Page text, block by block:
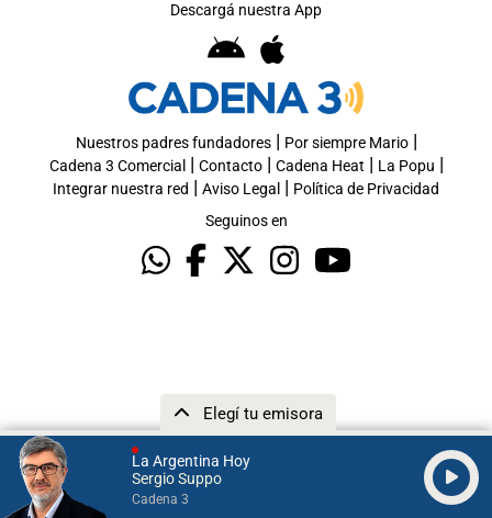
La Argentina Hoy
Sergio Suppo
Cadena 3
Elegí tu emisora
Descargá nuestra App
Nuestros padres fundadores| Por siempre Mario|
Cadena 3 Comercial | Contacto| Cadena Heat | La Popu |
Integrar nuestra red | Aviso Legal | Política de Privacidad
Seguinos en